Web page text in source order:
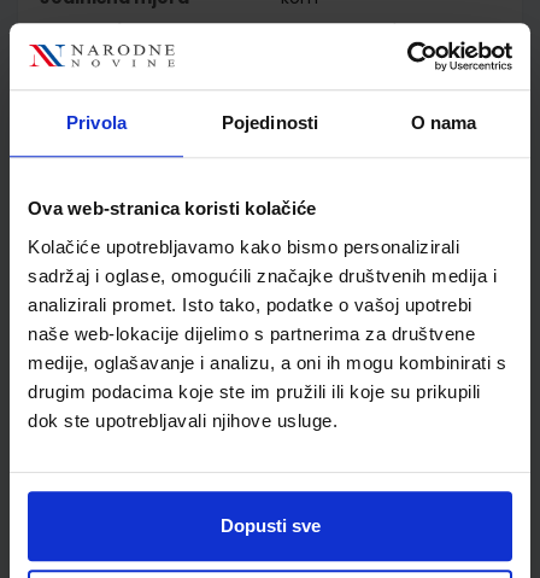
Privola Pojedinosti O nama
Ova web-stranica koristi kolačiće
Kolačiće upotrebljavamo kako bismo personalizirali
sadržaj i oglase, omogućili značajke društvenih medija i
analizirali promet. Isto tako, podatke o vašoj upotrebi
naše web-lokacije dijelimo s partnerima za društvene
medije, oglašavanje i analizu, a oni ih mogu kombinirati s
drugim podacima koje ste im pružili ili koje su prikupili
dok ste upotrebljavali njihove usluge.
Dopusti sve
Nakladnik
ALKA SCRIPT d.o.o.
Autor
Čagalj Duvnjak Petričević
Školski razred
02 2.RAZRED OŠ
Vrsta školske knjige
UDŽBENIK I RB
Vrsta škole
Newsletter prijava